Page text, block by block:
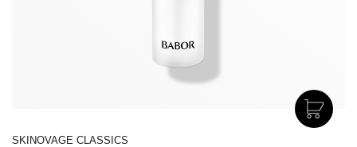
SKINOVAGE CLASSICS